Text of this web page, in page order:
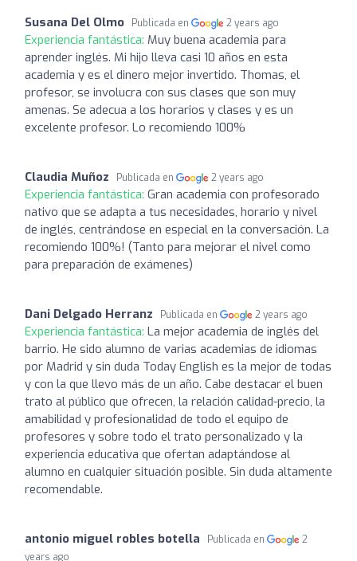
Susana Del Olmo Publicada en 2 years ago
Experiencia fantástica: Muy buena academia para
aprender inglés. Mi hijo lleva casi 10 años en esta
academia y es el dinero mejor invertido. Thomas, el
profesor, se involucra con sus clases que son muy
amenas. Se adecua a los horarios y clases y es un
excelente profesor. Lo recomiendo 100%
Claudia Muñoz Publicada en 2 years ago
Experiencia fantástica: Gran academia con profesorado
nativo que se adapta a tus necesidades, horario y nivel
de inglés, centrándose en especial en la conversación. La
recomiendo 100%! (Tanto para mejorar el nivel como
para preparación de exámenes)
Dani Delgado Herranz Publicada en 2 years ago
Experiencia fantástica: La mejor academia de inglés del
barrio. He sido alumno de varias academias de idiomas
por Madrid y sin duda Today English es la mejor de todas
y con la que llevo más de un año. Cabe destacar el buen
trato al público que ofrecen, la relación calidad-precio, la
amabilidad y profesionalidad de todo el equipo de
profesores y sobre todo el trato personalizado y la
experiencia educativa que ofertan adaptándose al
alumno en cualquier situación posible. Sin duda altamente
recomendable.
antonio miguel robles botella Publicada en
2
years ago